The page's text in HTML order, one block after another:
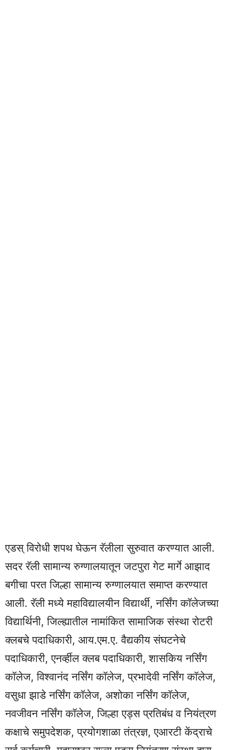
एडस् विरोधी शपथ घेऊन रॅलीला सुरुवात करण्यात आली.
सदर रॅली सामान्य रुग्णालयातून जटपुरा गेट मार्गे आझाद
बगीचा परत जिल्हा सामान्य रुग्णालयात समाप्त करण्यात
आली. रॅली मध्ये महाविद्यालयीन विद्यार्थी, नर्सिंग कॉलेजच्या
विद्यार्थिनी, जिल्ह्यातील नामांकित सामाजिक संस्था रोटरी
क्लबचे पदाधिकारी, आय.एम.ए. वैद्यकीय संघटनेचे
पदाधिकारी, एनर्व्हील क्लब पदाधिकारी, शासकिय नर्सिंग
कॉलेज, विश्वानंद नर्सिंग कॉलेज, प्रभादेवी नर्सिंग कॉलेज,
वसुधा झाडे नर्सिंग कॉलेज, अशोका नर्सिंग कॉलेज,
नवजीवन नर्सिंग कॉलेज, जिल्हा एड्स प्रतिबंध व नियंत्रण
कक्षाचे समुपदेशक, प्रयोगशाळा तंत्रज्ञ, एआरटी केंद्राचे